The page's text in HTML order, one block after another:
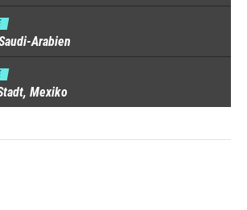
Arabien
Mexiko